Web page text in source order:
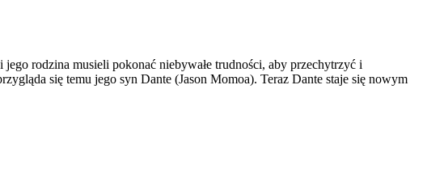
rodzina musieli pokonać niebywałe trudności, aby przechytrzyć i
się temu jego syn Dante (Jason Momoa). Teraz Dante staje się nowym